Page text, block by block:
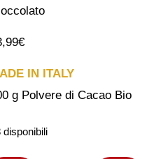
€
IN ITALY
g Polvere di Cacao Bio
disponibili